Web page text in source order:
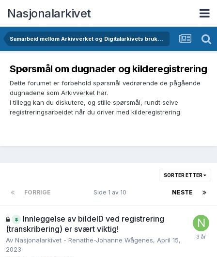
Nasjonalarkivet
Samarbeid mellom Arkivverket og Digitalarkivets brukere
Spørsmål om dugnader og kilderegistrering
Dette forumet er forbehold spørsmål vedrørende de pågående
dugnadene som Arkivverket har.
I tillegg kan du diskutere, og stille spørsmål, rundt selve
registreringsarbeidet når du driver med kilderegistrering.
SORTER ETTER
FORRIGE NESTE
Side 1 av 10
Innleggelse av bildeID ved registrering
(transkribering) er svært viktig!
Av Nasjonalarkivet - Renathe-Johanne Wågenes, April 15,
2023